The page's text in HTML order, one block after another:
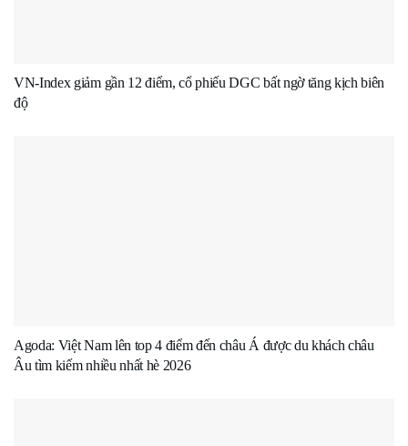
VN-Index giảm gần 12 điểm, cổ phiếu DGC bất ngờ tăng kịch biên
độ
Agoda: Việt Nam lên top 4 điểm đến châu Á được du khách châu
Âu tìm kiếm nhiều nhất hè 2026